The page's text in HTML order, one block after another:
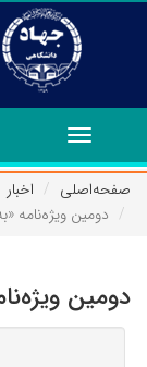
Toggle
navigation
صفحه‌اصلی
اخبار
دومین ویژه‌نامه
دومین